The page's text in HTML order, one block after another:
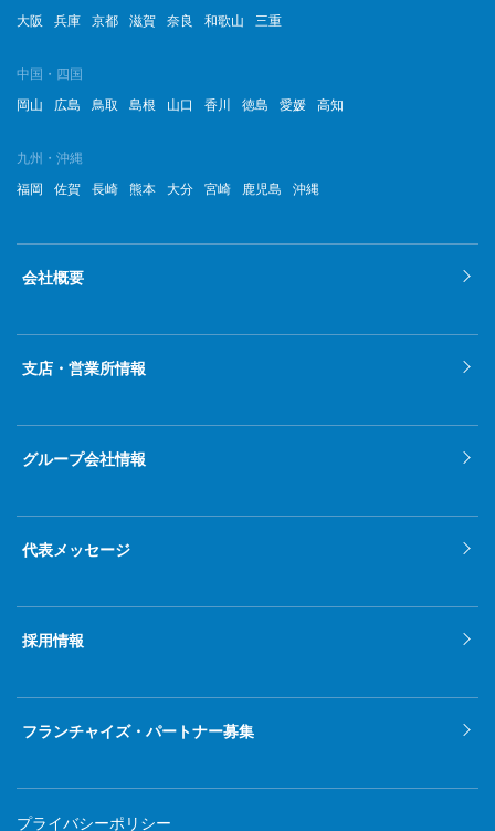
大阪
兵庫 京都 滋賀 奈良 和歌山 三重
中国・四国
岡山
広島 鳥取 島根 山口 香川 徳島 愛媛 高知
九州・沖縄
福岡
佐賀 長崎 熊本 大分 宮崎 鹿児島 沖縄
会社概要
支店・営業所情報
グループ会社情報
代表メッセージ
採用情報
フランチャイズ・パートナー募集
プライバシーポリシー